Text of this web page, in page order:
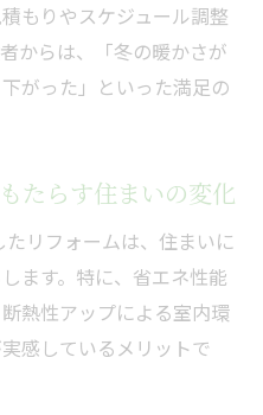
もりやスケジュール調整
からは、「冬の暖かさが
がった」といった満足の
たらす住まいの変化
リフォームは、住まいに
ます。特に、省エネ性能
熱性アップによる室内環
感しているメリットで